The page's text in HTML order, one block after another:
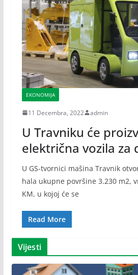
EKONOMIJA
11 Decembra, 2022 admin
U Travniku će
električna vozila za
U GS-tvornici mašina Travnik
hala ukupne površine 3.230 m2,
KM, u kojoj će se
Read More
Vijesti